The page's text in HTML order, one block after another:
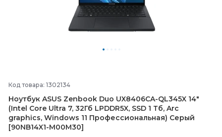
Код товара: 1302134
Ноутбук ASUS Zenbook Duo UX8406CA-QL345X 14"
(Intel Core Ultra 7, 32Гб LPDDR5X, SSD 1 Тб, Arc
graphics, Windows 11 Профессиональная) Серый
[90NB14X1-M00M30]